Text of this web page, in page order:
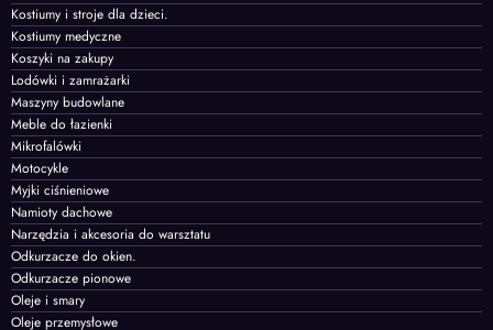
Kostiumy i stroje dla dzieci.
Kostiumy medyczne
Koszyki na zakupy
Lodówki i zamrażarki
Maszyny budowlane
Meble do łazienki
Mikrofalówki
Motocykle
Myjki ciśnieniowe
Namioty dachowe
Narzędzia i akcesoria do warsztatu
Odkurzacze do okien.
Odkurzacze pionowe
Oleje i smary
Oleje przemysłowe